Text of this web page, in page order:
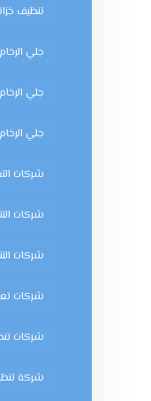
تنظيف
جلي
جلي
جلي
شركات
شركات
شركات
شركات
شركات
شركة